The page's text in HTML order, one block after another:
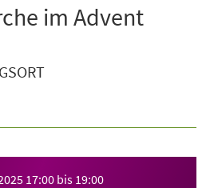
im Advent
17:00 bis 19:00